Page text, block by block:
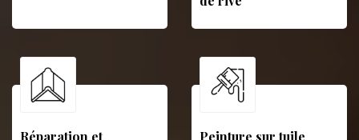
Réparation et
Peinture sur tuile